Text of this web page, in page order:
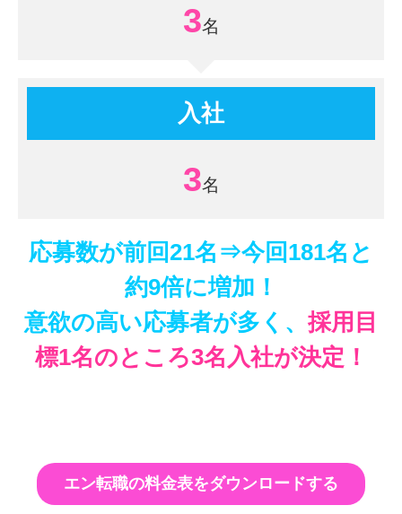
3
入社
3
応募数が前回21名⇒今回181名と
約9倍に増加！
意欲の高い応募者が多く、 採用目
標1名のところ3名入社が決定！
エン転職の料金表をダウンロードする